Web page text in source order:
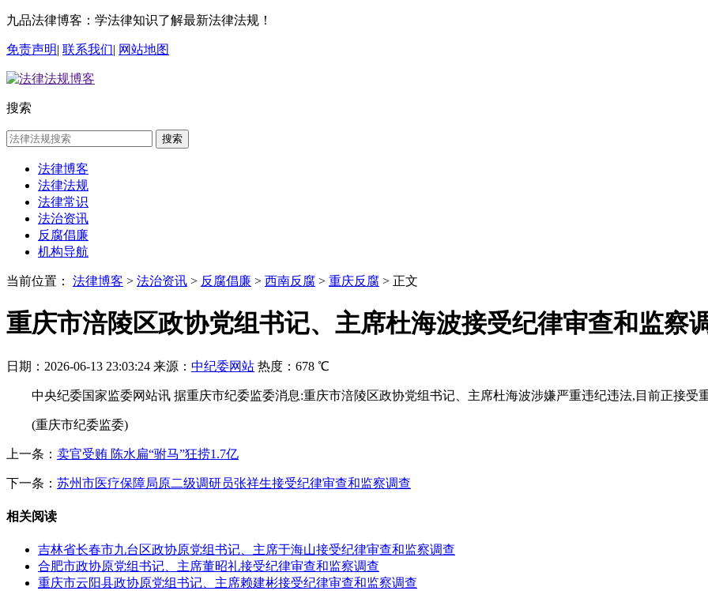
九品法律博客：学法律知识了解最新法律法规！
免责声明| 联系我们| 网站地图
搜索
搜索
法律博客
法律法规
法律常识
法治资讯
反腐倡廉
机构导航
当前位置： 法律博客 > 法治资讯 > 反腐倡廉 > 西南反腐 > 重庆反腐 > 正文
重庆市涪陵区政协党组书记、主席杜海波接受纪律审查和监察
日期： 2026-06-13 23:03:24 来源： 中纪委网站 热度： 678 ℃
中央纪委国家监委网站讯 据重庆市纪委监委消息:重庆市涪陵区政协党组书记、主席杜海波涉嫌严重违纪违法,目前正接受
(重庆市纪委监委)
上一条： 卖官受贿 陈水扁“驸马”狂捞1.7亿
下一条： 苏州市医疗保障局原二级调研员张祥生接受纪律审查和监察调查
相关阅读
吉林省长春市九台区政协原党组书记、主席于海山接受纪律审查和监察调查
合肥市政协原党组书记、主席董昭礼接受纪律审查和监察调查
重庆市云阳县政协原党组书记、主席赖建彬接受纪律审查和监察调查